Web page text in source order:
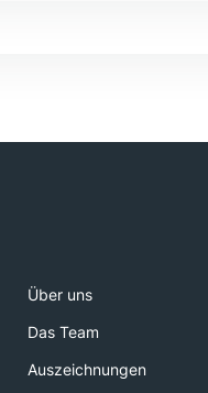
Über uns
Das Team
Auszeichnungen